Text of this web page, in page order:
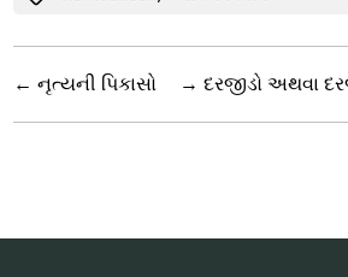
← નૃત્યની પિકાસો → દરજીડો અથવા